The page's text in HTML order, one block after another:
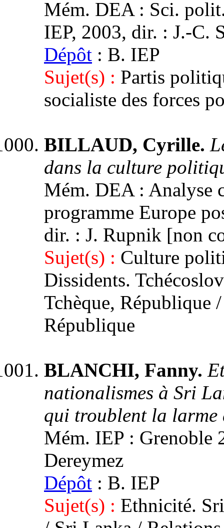
Mém. DEA : Sci.
IEP, 2003, dir. : J.-C.
Dépôt : B. IEP
Sujet(s) : Partis
socialiste des forces
BILLAUD, Cyrille.
dans la culture
Mém. DEA : Analyse
programme Europe
dir. : J. Rupnik [non
Sujet(s) : Culture
Dissidents.
Tchèque, République
République
BLANCHI, Fanny.
nationalismes à Sri
qui troublent la
Mém. IEP : Grenoble
Dereymez
Dépôt : B. IEP
Sujet(s) : Ethnicité.